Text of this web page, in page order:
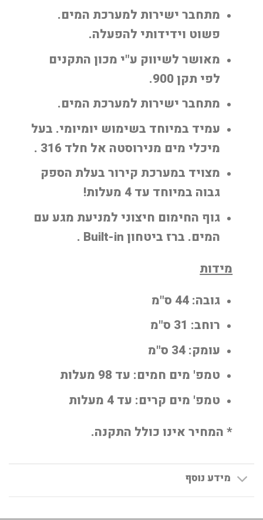
מתחבר ישירות למערכת המים.
פשוט וידידותי להפעלה.
מאושר לשיווק ע"י מכון התקנים
לפי תקן 900.
מתחבר ישירות למערכת המים.
עמיד במיוחד בשימוש יומיומי. בעל
מיכלי מים מנירוסטה אל חלד 316 .
מצויד במערכת קירור בעלת הספק
גבוה במיוחד עד 4 מעלות!
גוף החימום חיצוני למניעת מגע עם
המים. ברז ביטחון Built-in .
מידות
גובה: 44 ס"מ
רוחב: 31 ס"מ
עומק: 34 ס"מ
טמפ' מים חמים: עד 98 מעלות
טמפ' מים קרים: עד 4 מעלות
* המחיר אינו כולל התקנה.
מידע נוסף